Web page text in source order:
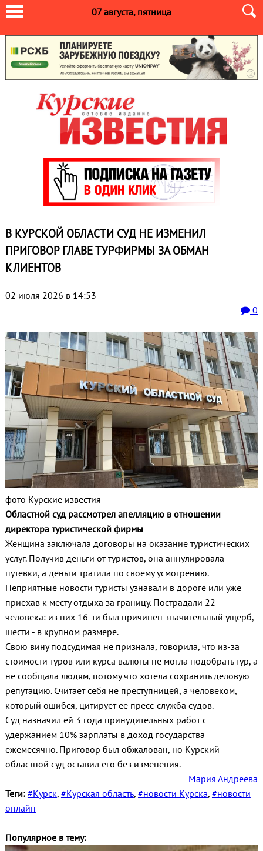
07 августа, пятница
В КУРСКОЙ ОБЛАСТИ СУД НЕ ИЗМЕНИЛ
ПРИГОВОР ГЛАВЕ ТУРФИРМЫ ЗА ОБМАН
КЛИЕНТОВ
02 июля 2026 в 14:53
0
фото Курские известия
Областной суд рассмотрел апелляцию в отношении
директора туристической фирмы
Женщина заключала договоры на оказание туристических
услуг. Получив деньги от туристов, она аннулировала
путевки, а деньги тратила по своему усмотрению.
Неприятные новости туристы узнавали в дороге или уже
приехав к месту отдыха за границу. Пострадали 22
человека: из них 16-ти был причинен значительный ущерб,
шести - в крупном размере.
Свою вину подсудимая не признала, говорила, что из-за
стоимости туров или курса валюты не могла подобрать тур, а
не сообщала людям, потому что хотела сохранить деловую
репутацию. Считает себя не преступницей, а человеком,
который ошибся, цитирует ее пресс-служба судов.
Суд назначил ей 3 года принудительных работ с
удержанием 10% зарплаты в доход государства
ежемесячно. Приговор был обжалован, но Курский
областной суд оставил его без изменения.
Мария Андреева
Теги: #Курск, #Курская область, #новости Курска, #новости
онлайн
Популярное в тему: